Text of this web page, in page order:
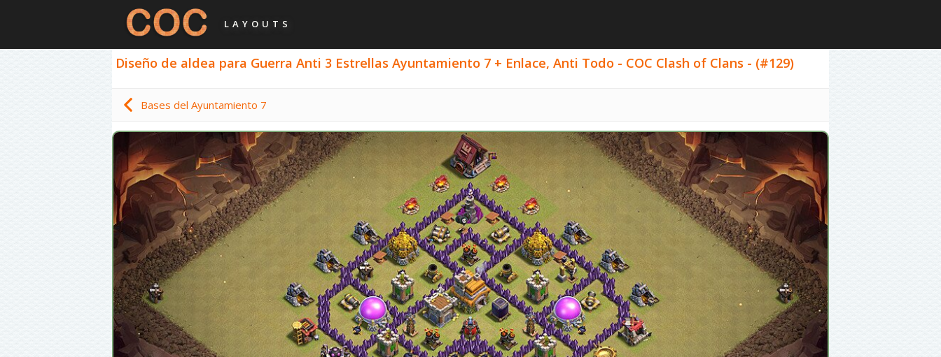
LAYOUTS
Diseño de aldea para Guerra Anti 3 Estrellas Ayuntamiento 7 + Enlace, Anti Todo - COC Clash of Clans - (#129)
Bases del Ayuntamiento 7